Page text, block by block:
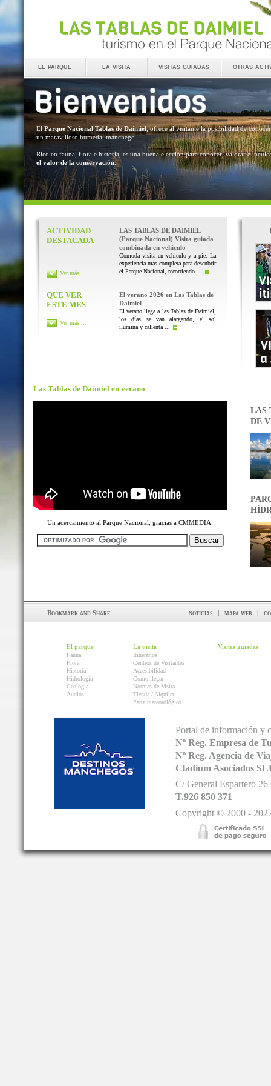
el parque la visita visitas guiadas otras
El Parque Nacional Tablas de Daimiel, ofrece al visitante la posibilidad de conocer
un maravilloso humedal manchego.
Rico en fauna, flora e historia, es una buena elección para conocer, valorar e
el valor de la conservación.
ACTIVIDAD
DESTACADA
LAS TABLAS DE DAIMIEL
(Parque Nacional) Visita guiada
combinada en vehículo
Cómoda visita en vehículo y a pie. La
experiencia más completa para descubrir
el Parque Nacional, recorriendo ...
Ver más ...
QUE VER
ESTE MES
El verano 2026 en Las Tablas de
Daimiel
El verano llega a las Tablas de Daimiel,
los días se van alargando, el sol
ilumina y calienta ...
Ver más ...
Las Tablas de Daimiel en verano
Un acercamiento al Parque Nacional, gracias a CMMEDIA.
LAS
DE
noticias | mapa web |
El parque
Fauna
Flora
Historia
Hidrología
Geología
Audios
La visita
Itinerarios
Centros de Visitantes
Accesibilidad
Como llegar
Normas de Visita
Tienda / Alquiler
Parte meteorológico
Visitas guiadas
Portal de información y
Nº Reg. Empresa de
Nº Reg. Agencia de
Cladium Asociados
C/ General Espartero
T.926 850 371
Copyright © 2000 -